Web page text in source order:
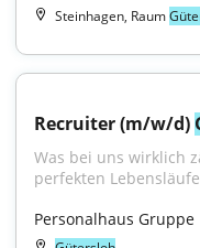
Steinhagen, Raum
Recruiter (m/w/d)
Was bei uns wirklich
perfekten
Personalhaus Gruppe